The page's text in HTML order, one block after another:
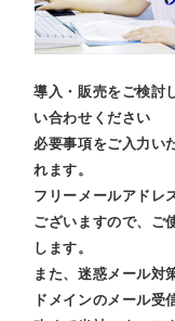
導入・販売をご検討
い合わせください
必要事項をご入力い
れます。
フリーメールアドレ
ございますので、ご
します。
また、迷惑メール対
ドメインのメール受